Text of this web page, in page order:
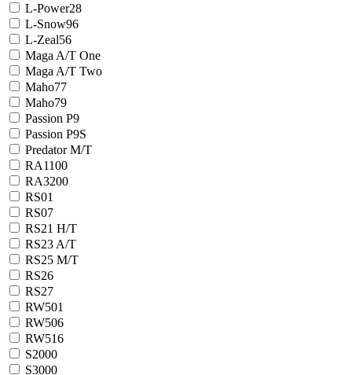
L-Power28
L-Snow96
L-Zeal56
Maga A/T One
Maga A/T Two
Maho77
Maho79
Passion P9
Passion P9S
Predator M/T
RA1100
RA3200
RS01
RS07
RS21 H/T
RS23 A/T
RS25 M/T
RS26
RS27
RW501
RW506
RW516
S2000
S3000